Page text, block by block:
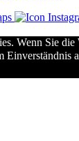
Wenn Sie die
Einverständnis